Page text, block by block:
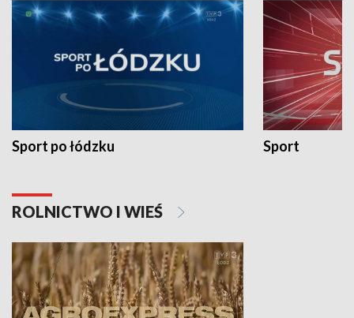
Sport po łódzku Sport
ROLNICTWO I WIEŚ